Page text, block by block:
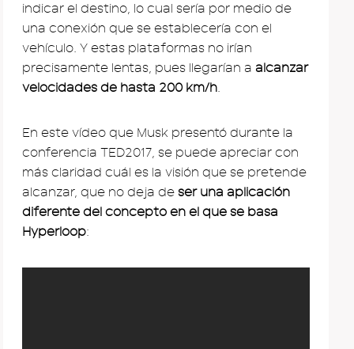
indicar el destino, lo cual sería por medio de
una conexión que se establecería con el
vehículo. Y estas plataformas no irían
precisamente lentas, pues llegarían a alcanzar
velocidades de hasta 200 km/h.
En este vídeo que Musk presentó durante la
conferencia TED2017, se puede apreciar con
más claridad cuál es la visión que se pretende
alcanzar, que no deja de ser una aplicación
diferente del concepto en el que se basa
Hyperloop: